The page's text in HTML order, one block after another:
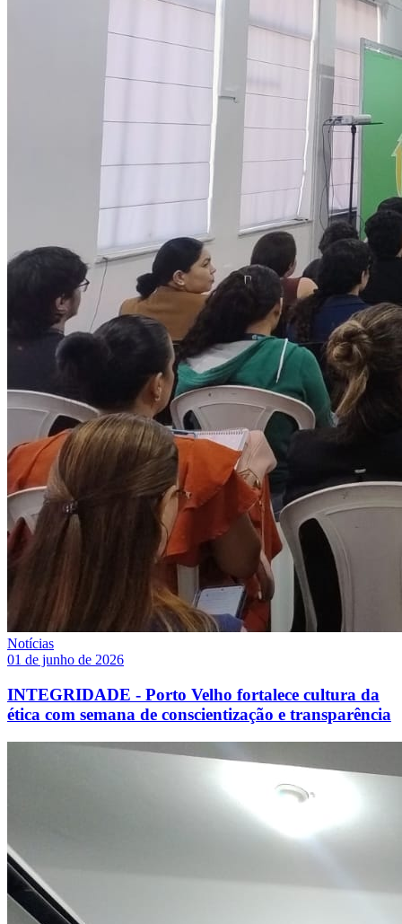
Notícias
01 de junho de 2026
INTEGRIDADE - Porto Velho fortalece cultura da
ética com semana de conscientização e transparência